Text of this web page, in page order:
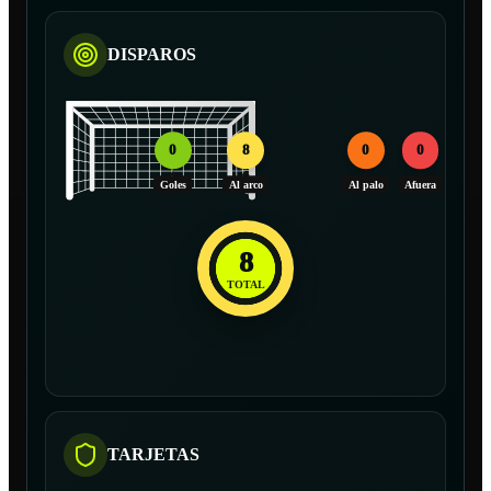
DISPAROS
0
Goles
8
Al arco
0
Al palo
0
Afuera
8
TOTAL
TARJETAS